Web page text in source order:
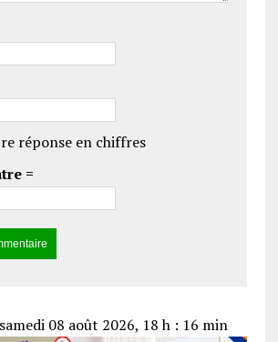
réponse en chiffres
=
08 août 2026, 18 h : 16 min